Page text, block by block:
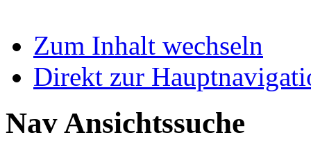
Zum Inhalt wechseln
Direkt zur
Nav Ansichtssuche